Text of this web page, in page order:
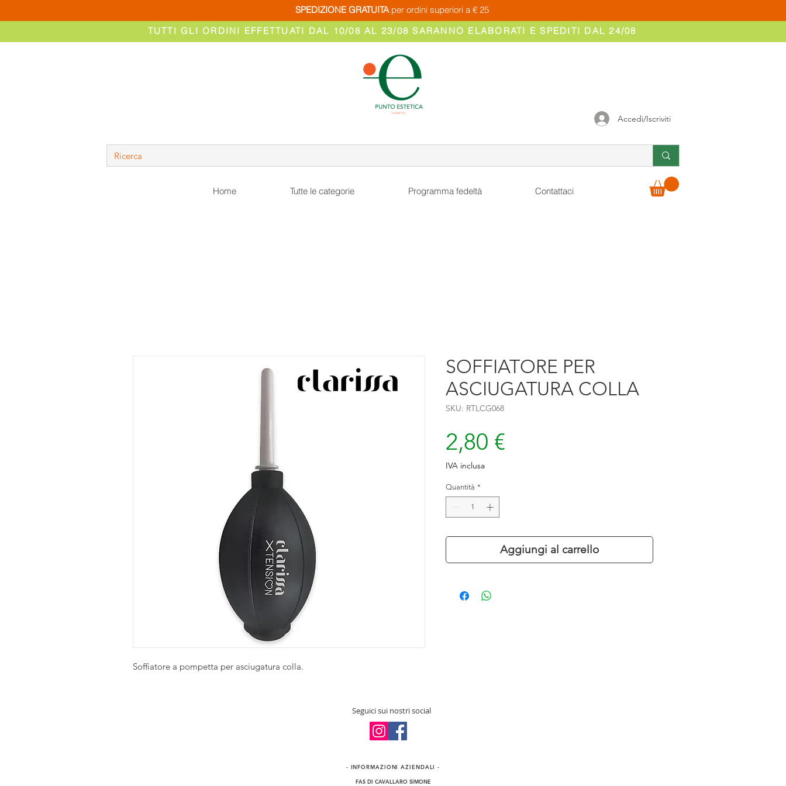
SPEDIZIONE GRATUITAper ordini superiori a € 25
TUTTI GLI ORDINI EFFETTUATI DAL 10/08 AL 23/08 SARANNO ELABORATI E SPEDITI DAL 24/08
Accedi/Iscriviti
Home Tutte le categorie Programma fedeltà Contattaci
Soffiatore a pompetta per asciugatura colla.
SOFFIATORE PER
ASCIUGATURA COLLA
SKU: RTLCG068
2,80 €
IVA inclusa
Quantità *
Aggiungi al carrello
Seguici sui nostri social
- INFORMAZIONI​ AZIENDALI -
FAS DI CAVALLARO SIMONE